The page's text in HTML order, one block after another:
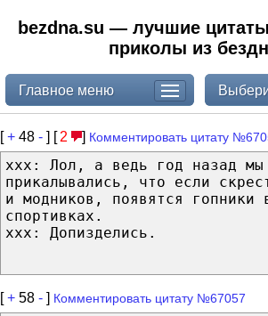
bezdna.su — лучшие
приколы из
Главное меню
[+ 48 - ] [ 2 ] Комментировать цитату
xxx: Лол, а ведь год назад мы
прикалывались, что если
и модников, появятся гопники
спортивках.
xxx: Допизделись.
[+ 58 - ] Комментировать цитату №67057